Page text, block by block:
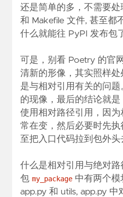
还是简单的多，不需要处
和 Makefile 文件, 甚至都
什么就能往 PyPI 发布包
可是，别看 Poetry 的官
清新的形像，其实照样
是与相对引用有关的问
的现像，最后的结论就
使用相对路径引用，因
常在变，然后必要时先执
至把入口代码拉到包外头
什么是相对引用与绝对
包 my_package 中有两个
app.py 和 utils, app.py 中